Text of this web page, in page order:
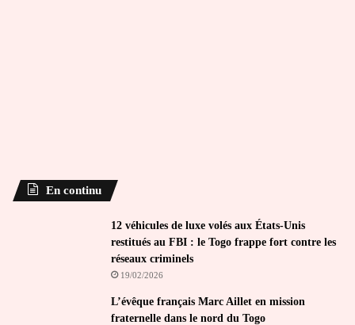
En continu
12 véhicules de luxe volés aux États-Unis
restitués au FBI : le Togo frappe fort contre les
réseaux criminels
19/02/2026
L’évêque français Marc Aillet en mission
fraternelle dans le nord du Togo